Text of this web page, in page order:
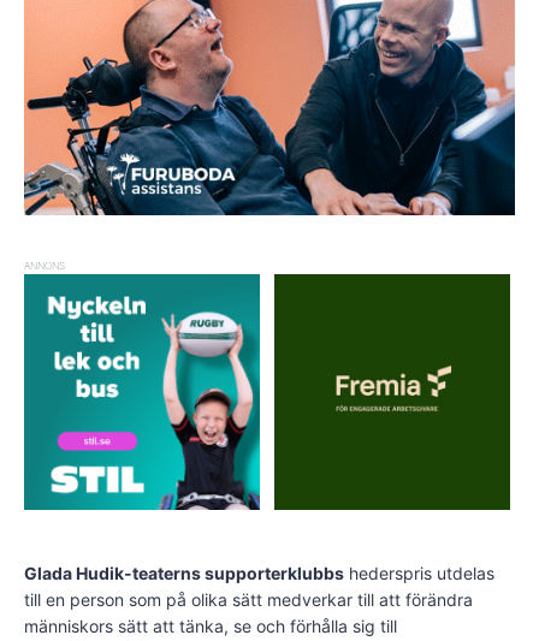
ANNONS
Glada Hudik-teaterns supporterklubbs hederspris utdelas
till en person som på olika sätt medverkar till att förändra
människors sätt att tänka, se och förhålla sig till